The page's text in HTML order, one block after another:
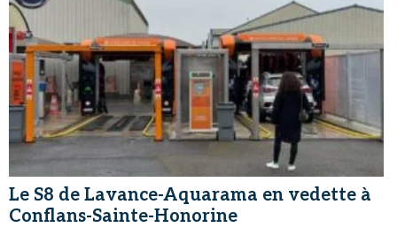
Le S8 de Lavance-Aquarama en vedette à
Conflans-Sainte-Honorine